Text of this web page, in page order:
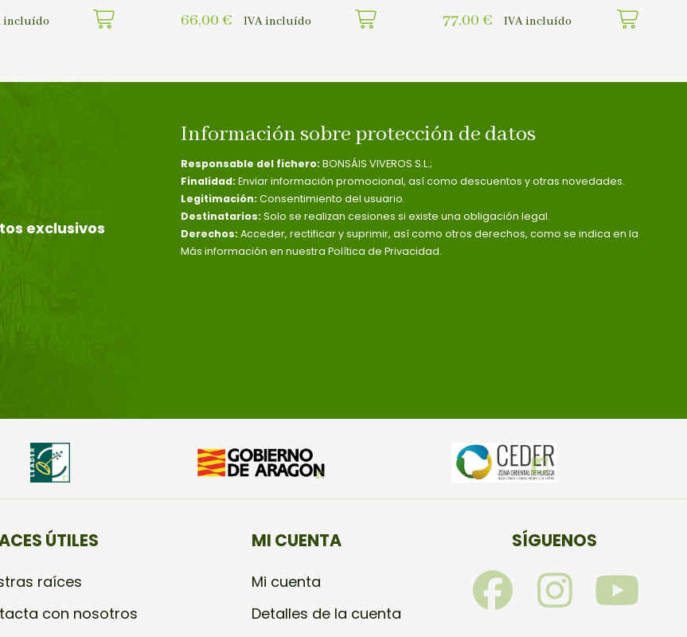
incluído 66,00 € IVA incluído 77,00 € IVA incluído
exclusivos
Información sobre protección de datos
Responsable del fichero: BONSÁIS VIVEROS S.L.;
Finalidad: Enviar información promocional, así como descuentos y otras novedades.
Legitimación: Consentimiento del usuario.
Destinatarios: Solo se realizan cesiones si existe una obligación legal.
Derechos: Acceder, rectificar y suprimir, así como otros derechos, como se indica en la
Más información en nuestra Política de Privacidad.
ÚTILES
raíces
con nosotros
MI CUENTA
Mi cuenta
Detalles de la cuenta
SÍGUENOS
F
a
I
n
Y